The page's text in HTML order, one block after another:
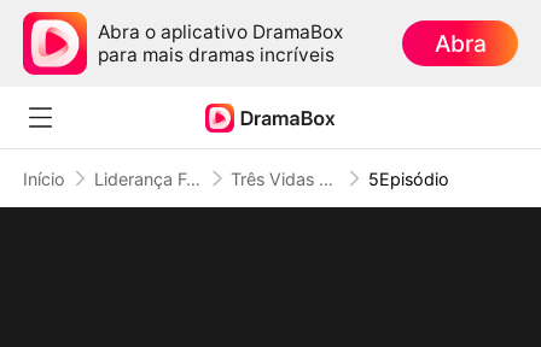
Abra o aplicativo DramaBox
para mais dramas incríveis
Abra
Início Liderança Feminina Três Vidas para Consertar Um Erro: As Irmãs que Abandonam o Luxo 5Episódio